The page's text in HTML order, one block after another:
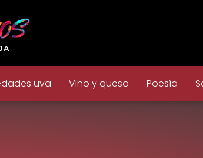
uva Vino y queso Poesía